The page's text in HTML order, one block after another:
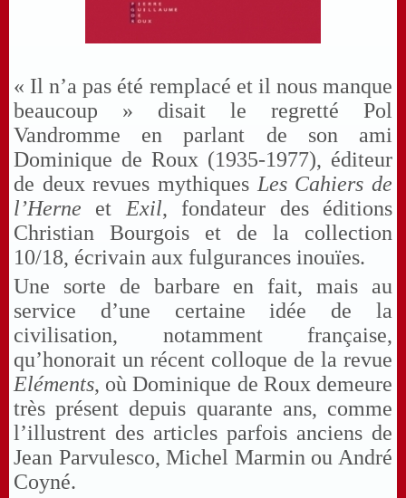
« Il n’a pas été remplacé et il nous manque
beaucoup » disait le regretté Pol
Vandromme en parlant de son ami
Dominique de Roux (1935-1977), éditeur
de deux revues mythiques Les Cahiers de
l’Herne et Exil, fondateur des éditions
Christian Bourgois et de la collection
10/18, écrivain aux fulgurances inouïes.
Une sorte de barbare en fait, mais au
service d’une certaine idée de la
civilisation, notamment française,
qu’honorait un récent colloque de la revue
Eléments, où Dominique de Roux demeure
très présent depuis quarante ans, comme
l’illustrent des articles parfois anciens de
Jean Parvulesco, Michel Marmin ou André
Coyné.